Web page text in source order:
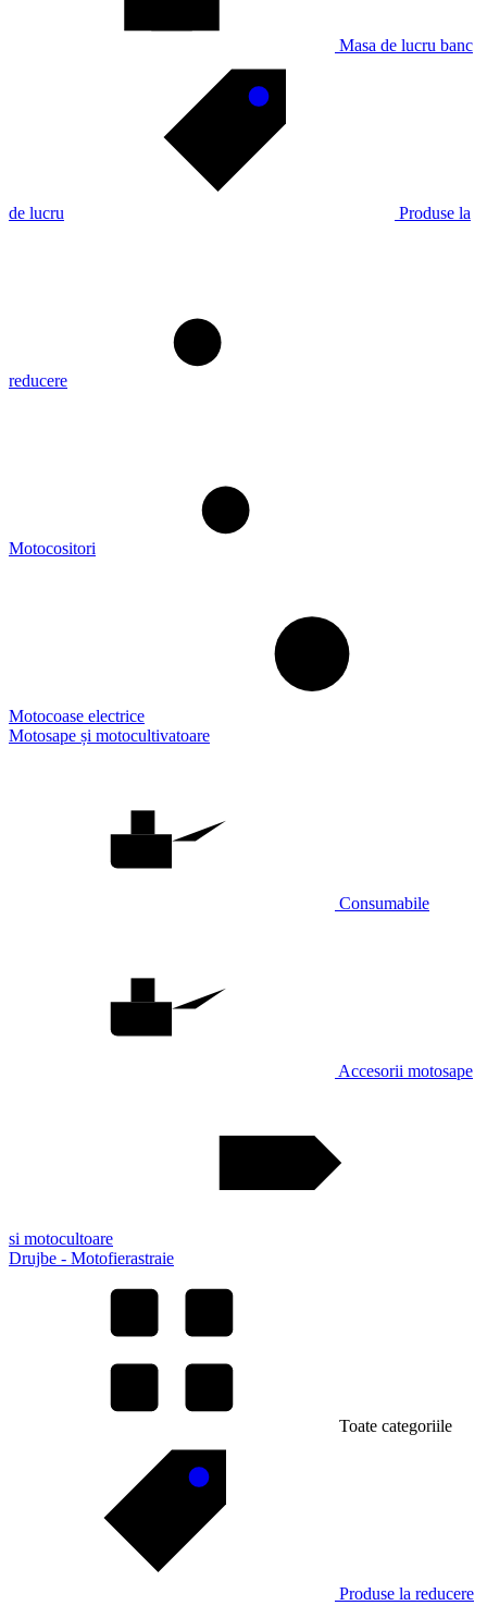
Masa de lucru banc
de lucru Produse la
reducere
Motocositori
Motocoase electrice
Motosape și motocultivatoare
Consumabile
Accesorii motosape
si motocultoare
Drujbe - Motofierastraie
Toate categoriile
Produse la reducere